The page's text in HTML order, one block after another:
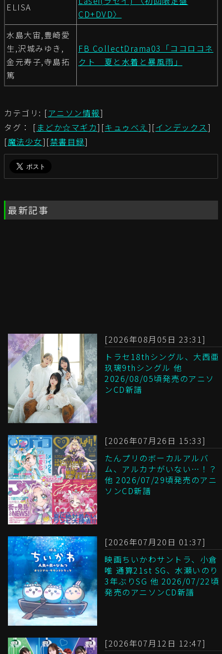
ELISA
CD+DVD〉
水島大宙,豊崎愛
生,沢城みゆき,
金元寿子,寺島拓
篤
FB CollectDrama03「ココロコネ
クト 夏と水着と暴風雨」
カテゴリ: [アニソン情報]
タグ： [ まどか☆マギカ][キュゥべえ][インデックス]
[魔法少女][禁書目録]
最新記事
[2026年08月05日 23:31]
トラセ18thシングル、大西亜
玖璃9thシングル 他
2026/08/05頃発売のアニソ
ンCD新譜
[2026年07月26日 15:33]
たんプリのボーカルアルバ
ム、アルカナがいない…！？
他 2026/07/29頃発売のアニ
ソンCD新譜
[2026年07月20日 01:37]
映画ちいかわサントラ、小倉
唯 通算21st SG、水瀬いのり
3年ぶりSG 他 2026/07/22頃
発売のアニソンCD新譜
[2026年07月12日 12:47]